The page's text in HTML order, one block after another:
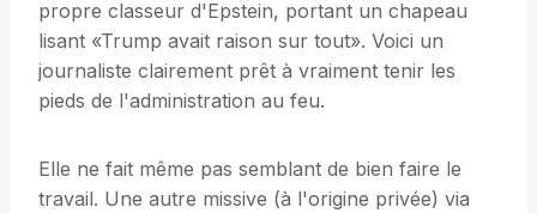
propre classeur d'Epstein, portant un chapeau
lisant «Trump avait raison sur tout». Voici un
journaliste clairement prêt à vraiment tenir les
pieds de l'administration au feu.
Elle ne fait même pas semblant de bien faire le
travail. Une autre missive (à l'origine privée) via